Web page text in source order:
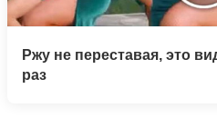
Ржу не переставая, это
раз